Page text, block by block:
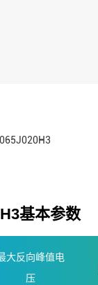
基本参数
大反向峰值电
压